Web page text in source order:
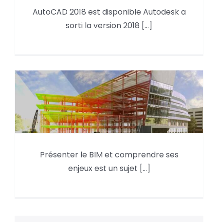
AutoCAD 2018 est disponible
AutoCAD 2018 est disponible Autodesk a
sorti la version 2018 [...]
Mieux comprendre le BIM
Présenter le BIM et comprendre ses
enjeux est un sujet [...]